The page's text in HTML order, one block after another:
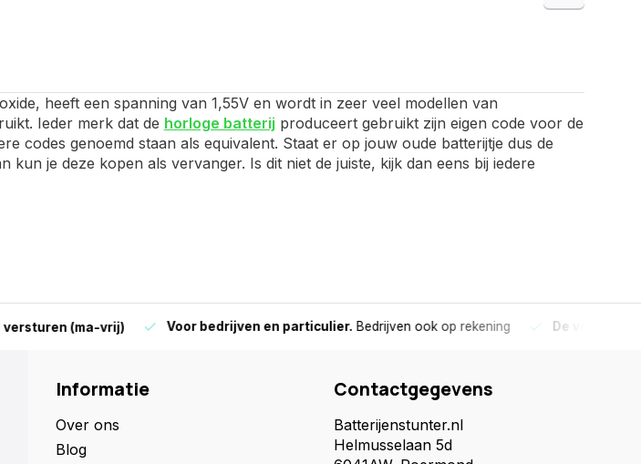
heeft een spanning van 1,55V en wordt in zeer veel modellen van
Ieder merk dat de horloge batterij produceert gebruikt zijn eigen code voor de
codes genoemd staan als equivalent. Staat er op jouw oude batterijtje dus de
kun je deze kopen als vervanger. Is dit niet de juiste, kijk dan eens bij iedere
vrij) Voor bedrijven en particulier.Bedrijven ook op rekening De voorraad die
Informatie
Over ons
Blog
Contactgegevens
Batterijenstunter.nl
Helmusselaan 5d